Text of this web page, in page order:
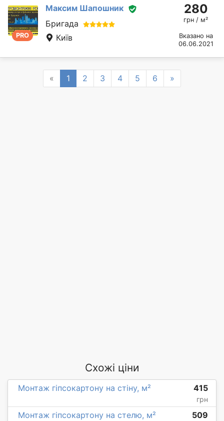
PRO
Максим Шапошник
Бригада
Київ
280
грн / м²
Вказано на
06.06.2021
« Previous
1 2 3 4 5 6 »
Схожі ціни
Монтаж гіпсокартону на стіну, м² 415
грн
Монтаж гіпсокартону на стелю, м² 509